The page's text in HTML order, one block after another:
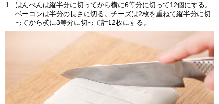
1.
はんぺんは縦半分に切ってから横に6等分に切って12個にする。
ベーコンは半分の長さに切る。チーズは2枚を重ねて縦半分に切
ってから横に3等分に切って計12枚にする。